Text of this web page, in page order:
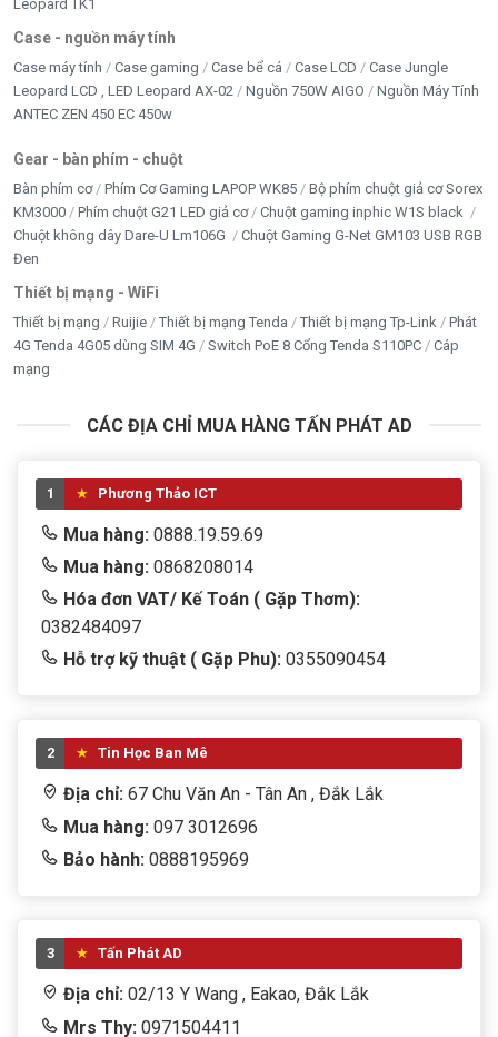
UPS Cyber Power BU1000EA sẵn hàng tại Tấn Phát AD
Bộ lưu điện UPS Cyber Power BU1000EA là lựa chọn
lý tưởng cho gia đình và doanh nghiệp cần một giải
pháp lưu điện
lượng. Với công suất 1000VA, thời gian lưu điện dài và
khả năng bảo vệ toàn diện, sản phẩm sẽ giúp bạn yên
Bấm 5 sao để ủng hộ shop
Leopard TK1
Case - nguồn máy tính
Case máy tính Case gaming Case bể cá Case LCD
Case Jungle
Leopard LCD , LED Leopard AX-02
Nguồn 750W AIGO
Nguồn Máy Tính
ANTEC ZEN 450 EC 450w
Gear - bàn phím - chuột
Bàn phím cơ Phím Cơ Gaming LAPOP WK85
Bộ phím chuột giả cơ Sorex
KM3000
Phím chuột G21 LED giả cơ
Chuột gaming inphic W1S black
Chuột không dây Dare-U Lm106G
Chuột Gaming G-Net GM103 USB RGB
Đen
Thiết bị mạng - WiFi
Thiết bị mạng Ruijie Thiết bị mạng Tenda Thiết bị mạng Tp-Link
Phát
4G Tenda 4G05 dùng SIM 4G
Switch PoE 8 Cổng Tenda S110PC
Cáp
mạng
CÁC ĐỊA CHỈ MUA HÀNG TẤN PHÁT AD
1 Phương Thảo ICT
Mua hàng: 0888.19.59.69
Mua hàng: 0868208014
Hóa đơn VAT/ Kế Toán ( Gặp Thơm):
0382484097
Hỗ trợ kỹ thuật ( Gặp Phu): 0355090454
2 Tin Học Ban Mê
Địa chỉ: 67 Chu Văn An - Tân An , Đắk Lắk
Mua hàng: 097 3012696
Bảo hành: 0888195969
3 Tấn Phát AD
Địa chỉ: 02/13 Y Wang , Eakao, Đắk Lắk
Mrs Thy: 0971504411